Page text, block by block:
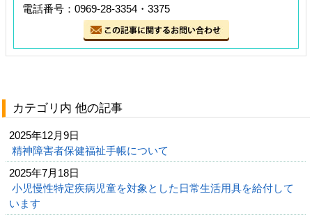
電話番号：0969-28-3354・3375
カテゴリ内 他の記事
2025年12月9日
精神障害者保健福祉手帳について
2025年7月18日
小児慢性特定疾病児童を対象とした日常生活用具を給付して
います